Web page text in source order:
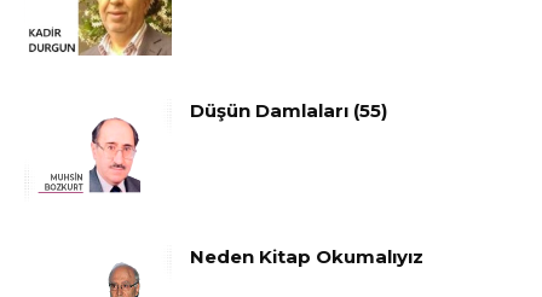
Düşün Damlaları (55)
Neden Kitap Okumalıyız